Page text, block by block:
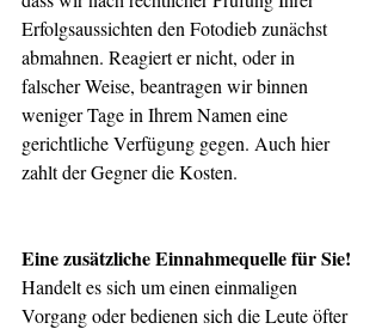
Erfolgsaussichten den Fotodieb zunächst
abmahnen. Reagiert er nicht, oder in
falscher Weise, beantragen wir binnen
weniger Tage in Ihrem Namen eine
gerichtliche Verfügung gegen. Auch hier
zahlt der Gegner die Kosten.
Eine zusätzliche Einnahmequelle für Sie!
Handelt es sich um einen einmaligen
Vorgang oder bedienen sich die Leute öfter